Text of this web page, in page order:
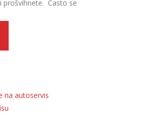
prošvihnete. Často se
na autoservis